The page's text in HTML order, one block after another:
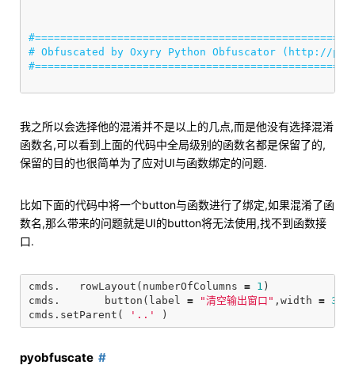
# Obfuscated by Oxyry Python Obfuscator (http://
我之所以会选择他的混淆并不是以上的几点,而是他没有选择混淆
函数名,可以看到上面的代码中全局级别的函数名都是保留了的,
保留的目的也很简单为了应对UI与函数绑定的问题.
比如下面的代码中将一个button与函数进行了绑定,如果混淆了函
数名,那么带来的问题就是UI的button将无法使用,找不到函数接
口.
cmds . rowLayout ( numberOfColumns = 1 )
cmds . button ( label = "清空输出窗口" , width = 350
cmds . setParent ( '..' )
pyobfuscate